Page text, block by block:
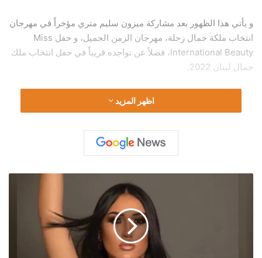
و يأتي هذا الظهور بعد مشاركة ميزون سليم متري مؤخراً في مهرجان
انتخاب ملكة جمال زحلة، مهرجان الزمن الجميل، و حفل Miss
International Beauty، فضلاً عن تواجده قريباً في حفل انتخاب ملك
جمال لبنان 2022.
اظهر المزيد